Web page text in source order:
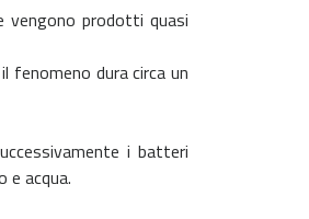
vengono prodotti quasi
fenomeno dura circa un
i batteri
e acqua.